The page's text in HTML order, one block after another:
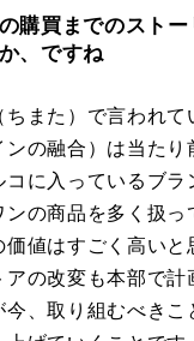
購買までのスト
、ですね
ちまた）で言われて
ンの融合）は当たり
コに入っているブラ
ンの商品を多く扱っ
価値はすごく高いと
の改変も本部で計
、取り組むべきこ